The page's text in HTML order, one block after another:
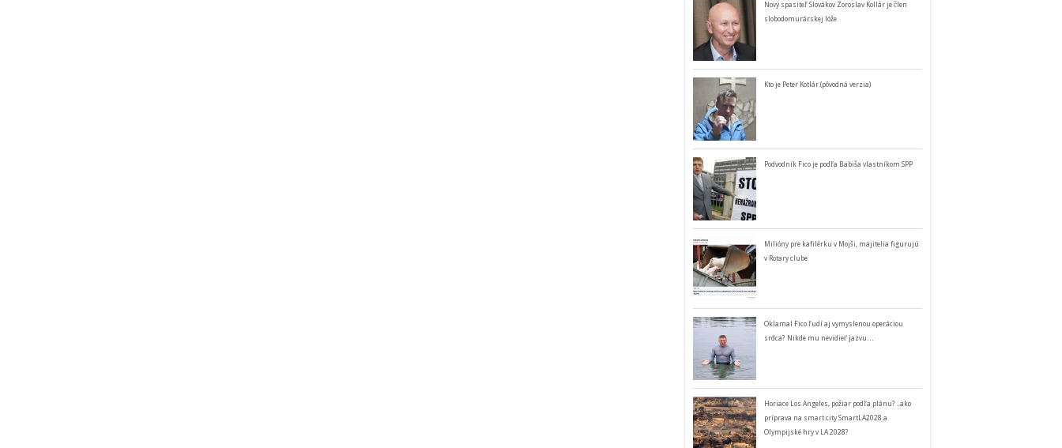
Nový spasiteľ Slovákov Zoroslav Kollár je člen
slobodomurárskej lóže
Kto je Peter Kotlár (pôvodná verzia)
Podvodník Fico je podľa Babiša vlastníkom SPP
Milióny pre kafilérku v Mojši, majitelia figurujú
v Rotary clube
Oklamal Fico ľudí aj vymyslenou operáciou
srdca? Nikde mu nevidieť jazvu…
Horiace Los Angeles, požiar podľa plánu? ..ako
príprava na smart city SmartLA2028 a
Olympijské hry v LA 2028?